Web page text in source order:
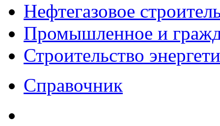
Нефтегазовое
Промышленное и
Строительство
Справочник